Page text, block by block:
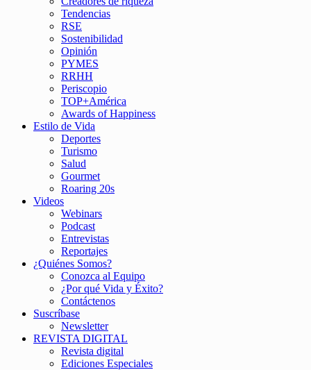
Tendencias
RSE
Sostenibilidad
Opinión
PYMES
RRHH
Periscopio
TOP+América
Awards of Happiness
Estilo de Vida
Deportes
Turismo
Salud
Gourmet
Roaring 20s
Videos
Webinars
Podcast
Entrevistas
Reportajes
¿Quiénes Somos?
Conozca al Equipo
¿Por qué Vida y Éxito?
Contáctenos
Suscríbase
Newsletter
REVISTA DIGITAL
Revista digital
Ediciones Especiales